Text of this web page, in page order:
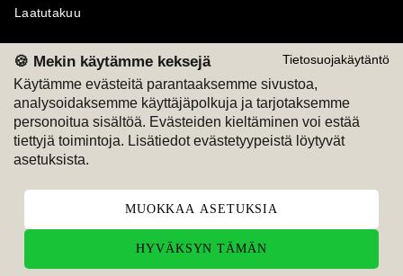
Tietosuojakäytäntö
🍪 Mekin käytämme keksejä
Käytämme evästeitä parantaaksemme sivustoa,
analysoidaksemme käyttäjäpolkuja ja tarjotaksemme
personoitua sisältöä. Evästeiden kieltäminen voi estää
tiettyjä toimintoja. Lisätiedot evästetyypeistä löytyvät
asetuksista.
MUOKKAA ASETUKSIA
HYVÄKSYN TÄMÄN
Laatutakuu
Maksutavat
M
Seuraa meitä